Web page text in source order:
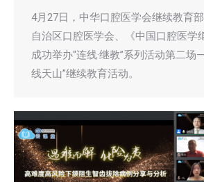
4月27日，中华口腔医学会继续教育
自治区口腔医学会、《中国口腔医学
成功举办“连线·继教”系列活动第二场
线天山”继续教育活动。